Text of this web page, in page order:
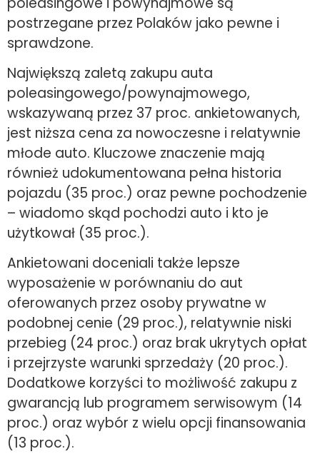
postrzegane przez Polaków jako pewne i
sprawdzone.
Największą zaletą zakupu auta
poleasingowego/powynajmowego,
wskazywaną przez 37 proc. ankietowanych,
jest niższa cena za nowoczesne i relatywnie
młode auto. Kluczowe znaczenie mają
również udokumentowana pełna historia
pojazdu (35 proc.) oraz pewne pochodzenie
– wiadomo skąd pochodzi auto i kto je
użytkował (35 proc.).
Ankietowani doceniali także lepsze
wyposażenie w porównaniu do aut
oferowanych przez osoby prywatne w
podobnej cenie (29 proc.), relatywnie niski
przebieg (24 proc.) oraz brak ukrytych opłat
i przejrzyste warunki sprzedaży (20 proc.).
Dodatkowe korzyści to możliwość zakupu z
gwarancją lub programem serwisowym (14
proc.) oraz wybór z wielu opcji finansowania
(13 proc.).